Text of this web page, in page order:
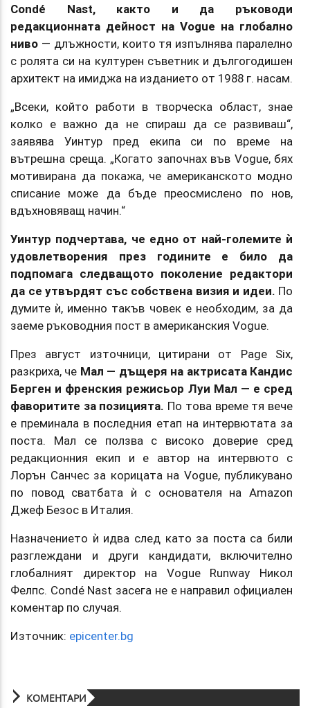
Condé Nast, както и да ръководи
редакционната дейност на Vogue на глобално
ниво — длъжности, които тя изпълнява паралелно
с ролята си на културен съветник и дългогодишен
архитект на имиджа на изданието от 1988 г. насам.
„Всеки, който работи в творческа област, знае
колко е важно да не спираш да се развиваш“,
заявява Уинтур пред екипа си по време на
вътрешна среща. „Когато започнах във Vogue, бях
мотивирана да покажа, че американското модно
списание може да бъде преосмислено по нов,
вдъхновяващ начин.“
Уинтур подчертава, че едно от най-големите ѝ
удовлетворения през годините е било да
подпомага следващото поколение редактори
да се утвърдят със собствена визия и идеи. По
думите ѝ, именно такъв човек е необходим, за да
заеме ръководния пост в американския Vogue.
През август източници, цитирани от Page Six,
разкриха, че Мал — дъщеря на актрисата Кандис
Берген и френския режисьор Луи Мал — е сред
фаворитите за позицията. По това време тя вече
е преминала в последния етап на интервютата за
поста. Мал се ползва с високо доверие сред
редакционния екип и е автор на интервюто с
Лорън Санчес за корицата на Vogue, публикувано
по повод сватбата ѝ с основателя на Amazon
Джеф Безос в Италия.
Назначението ѝ идва след като за поста са били
разглеждани и други кандидати, включително
глобалният директор на Vogue Runway Никол
Фелпс. Condé Nast засега не е направил официален
коментар по случая.
Източник: epicenter.bg
КОМЕНТАРИ